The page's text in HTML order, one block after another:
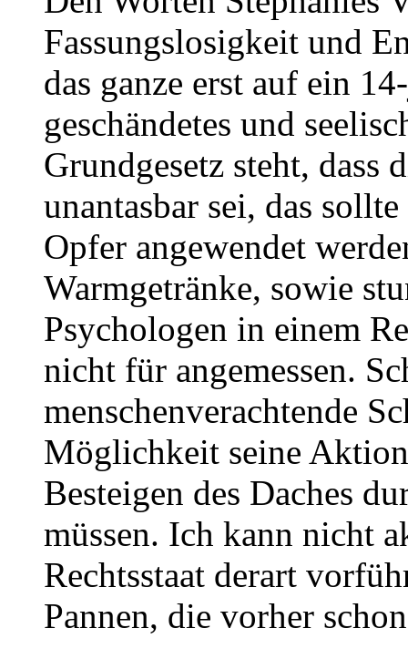
Fassungslosigkeit und
das ganze erst auf ein
geschändetes und
Grundgesetz steht, dass
unantasbar sei, das
Opfer angewendet
Warmgetränke, sowie
Psychologen in einem
nicht für angemessen.
menschenverachtende
Möglichkeit seine
Besteigen des Daches
müssen. Ich kann nicht
Rechtsstaat derart
Pannen, die vorher